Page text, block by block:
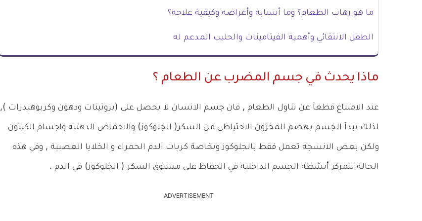
ما هو رهاب الطعام؟ وما أسبابه وأعراضه وكيفية علاجه؟
الطفل الانتقائي وأهمية الفيتامينات والحليب المدعم له
ماذا يحدث في جسم المضرب عن الطعام ؟
عند الامتناع قطعآ عن تناول الطعام , فان جسم الانسان لا يحصل على (بروتينات ودهون وكربوهيدرات ),
لذلك يبدآ الجسم بهضم المخزون الاحتياطي من السكر( الجلوكوز) والاحماض الدهنية واجسام الكيتون
ولكن بعض الانسجة تعمل فقط بالجلوكوز وبخاصة كريات الدم الحمراء و الخلايا العصبية , وفي هذه
الحالة تتمركز أنشطة الجسم الداخلية في الحفاظ على مستوى السكر ( الجلوكوز) في الدم .
ADVERTISEMENT